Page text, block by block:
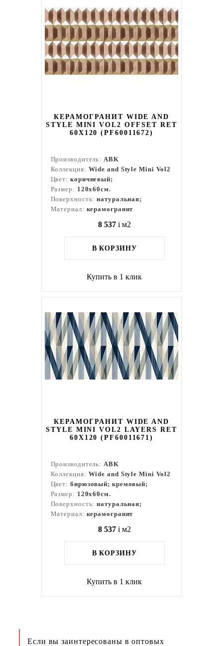
КЕРАМОГРАНИТ WIDE AND
STYLE MINI VOL2 OFFSET RET
60Х120 (PF60011672)
Производитель:ABK
Коллекция: Wide and Style Mini Vol2
Цвет: коричневый;
Размер: 120x60см.
Поверхность:натуральная;
Материал: керамогранит
8 537 i м2
В КОРЗИНУ
Купить в 1 клик
КЕРАМОГРАНИТ WIDE AND
STYLE MINI VOL2 LAYERS RET
60Х120 (PF60011671)
Производитель:ABK
Коллекция: Wide and Style Mini Vol2
Цвет: бирюзовый; кремовый;
Размер: 120x60см.
Поверхность:натуральная;
Материал: керамогранит
8 537 i м2
В КОРЗИНУ
Купить в 1 клик
Если вы заинтересованы в оптовых